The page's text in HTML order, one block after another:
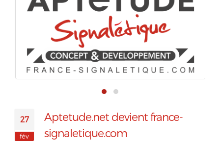
27
fév
Aptetude.net devient france-
signaletique.com